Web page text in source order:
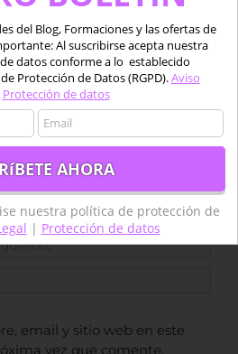
email y sitio web en este
vez que comente.
del Blog, Formaciones y las ofertas de
Al suscribirse acepta nuestra
datos conforme a lo establecido
Protección de Datos (RGPD).Aviso
Protección de datos
nuestra política de protección de
| Protección de datos